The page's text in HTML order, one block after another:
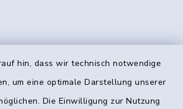
hin, dass wir technisch notwendige
um eine optimale Darstellung unserer
Die Einwilligung zur Nutzung
Kontakt